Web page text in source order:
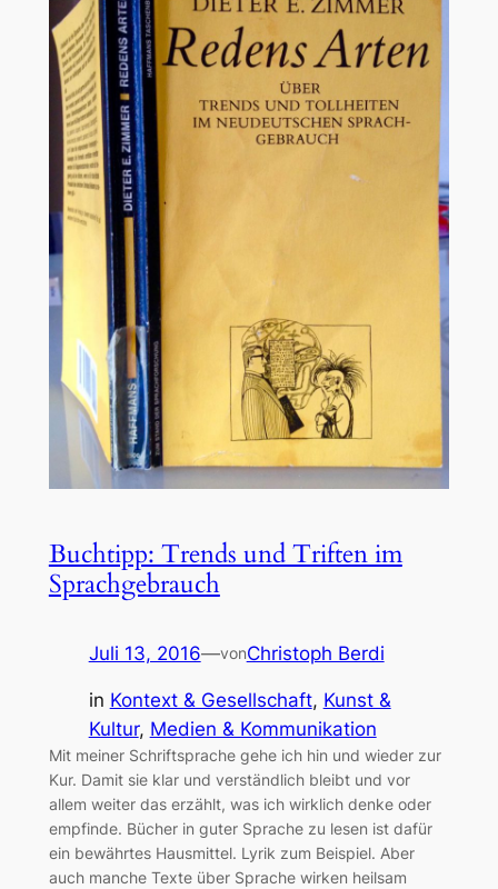
Buchtipp: Trends und Triften im
Sprachgebrauch
Juli 13, 2016—vonChristoph Berdi
in Kontext & Gesellschaft, Kunst &
Kultur, Medien & Kommunikation
Mit meiner Schriftsprache gehe ich hin und wieder zur
Kur. Damit sie klar und verständlich bleibt und vor
allem weiter das erzählt, was ich wirklich denke oder
empfinde. Bücher in guter Sprache zu lesen ist dafür
ein bewährtes Hausmittel. Lyrik zum Beispiel. Aber
auch manche Texte über Sprache wirken heilsam